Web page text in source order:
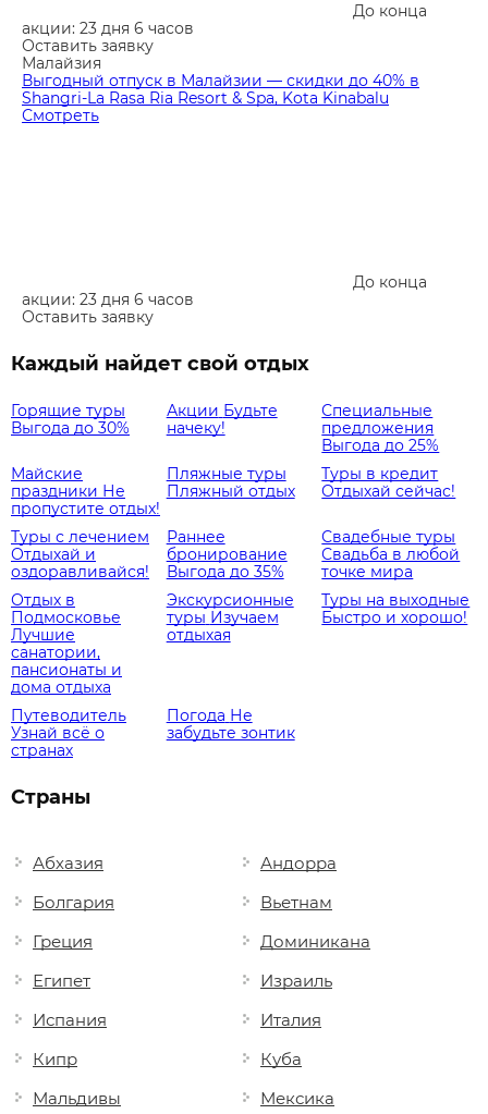
До конца
акции: 23 дня 6 часов
Оставить заявку
Малайзия
Выгодный отпуск в Малайзии — скидки до 40% в
Shangri-La Rasa Ria Resort & Spa, Kota Kinabalu
Смотреть
До конца
акции: 23 дня 6 часов
Оставить заявку
Каждый найдет свой отдых
Горящие туры
Выгода до 30%
Акции Будьте
начеку!
Специальные
предложения
Выгода до 25%
Майские
праздники Не
пропустите отдых!
Пляжные туры
Пляжный отдых
Туры в кредит
Отдыхай сейчас!
Туры с лечением
Отдыхай и
оздоравливайся!
Раннее
бронирование
Выгода до 35%
Свадебные туры
Свадьба в любой
точке мира
Отдых в
Подмосковье
Лучшие
санатории,
пансионаты и
дома отдыха
Экскурсионные
туры Изучаем
отдыхая
Туры на выходные
Быстро и хорошо!
Путеводитель
Узнай всё о
странах
Погода Не
забудьте зонтик
Страны
Абхазия
Андорра
Болгария
Вьетнам
Греция
Доминикана
Египет
Израиль
Испания
Италия
Кипр
Куба
Мальдивы
Мексика